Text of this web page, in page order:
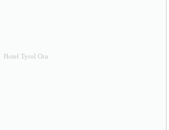
Hotel Tyrol Ora